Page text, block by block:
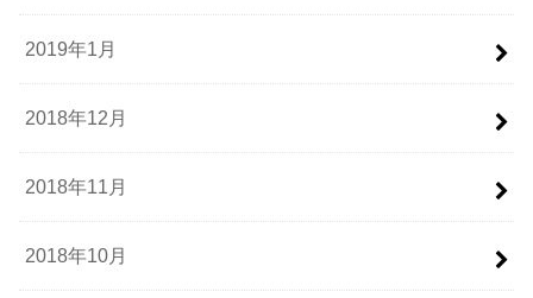
2019年1月
2018年12月
2018年11月
2018年10月